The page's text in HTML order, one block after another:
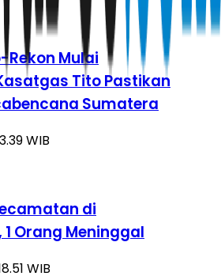
Mulai
Tito Pastikan
Sumatera
WIB
di
Orang Meninggal
WIB